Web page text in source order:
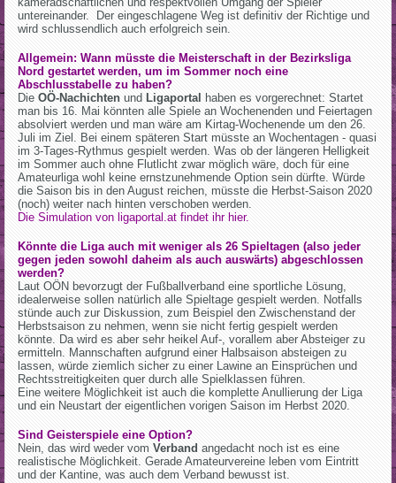
untereinander. Der eingeschlagene Weg ist definitiv der Richtige und
wird schlussendlich auch erfolgreich sein.
Allgemein: Wann müsste die Meisterschaft in der Bezirksliga
Nord gestartet werden, um im Sommer noch eine
Abschlusstabelle zu haben?
Die OÖ-Nachichten und Ligaportal haben es vorgerechnet: Startet
man bis 16. Mai könnten alle Spiele an Wochenenden und Feiertagen
absolviert werden und man wäre am Kirtag-Wochenende um den 26.
Juli im Ziel. Bei einem späteren Start müsste an Wochentagen - quasi
im 3-Tages-Rythmus gespielt werden. Was ob der längeren Helligkeit
im Sommer auch ohne Flutlicht zwar möglich wäre, doch für eine
Amateurliga wohl keine ernstzunehmende Option sein dürfte. Würde
die Saison bis in den August reichen, müsste die Herbst-Saison 2020
(noch) weiter nach hinten verschoben werden.
Die Simulation von ligaportal.at findet ihr hier.
Könnte die Liga auch mit weniger als 26 Spieltagen (also jeder
gegen jeden sowohl daheim als auch auswärts) abgeschlossen
werden?
Laut OÖN bevorzugt der Fußballverband eine sportliche Lösung,
idealerweise sollen natürlich alle Spieltage gespielt werden. Notfalls
stünde auch zur Diskussion, zum Beispiel den Zwischenstand der
Herbstsaison zu nehmen, wenn sie nicht fertig gespielt werden
könnte. Da wird es aber sehr heikel Auf-, vorallem aber Absteiger zu
ermitteln. Mannschaften aufgrund einer Halbsaison absteigen zu
lassen, würde ziemlich sicher zu einer Lawine an Einsprüchen und
Rechtsstreitigkeiten quer durch alle Spielklassen führen.
Eine weitere Möglichkeit ist auch die komplette Anullierung der Liga
und ein Neustart der eigentlichen vorigen Saison im Herbst 2020.
Sind Geisterspiele eine Option?
Nein, das wird weder vom Verband angedacht noch ist es eine
realistische Möglichkeit. Gerade Amateurvereine leben vom Eintritt
und der Kantine, was auch dem Verband bewusst ist.